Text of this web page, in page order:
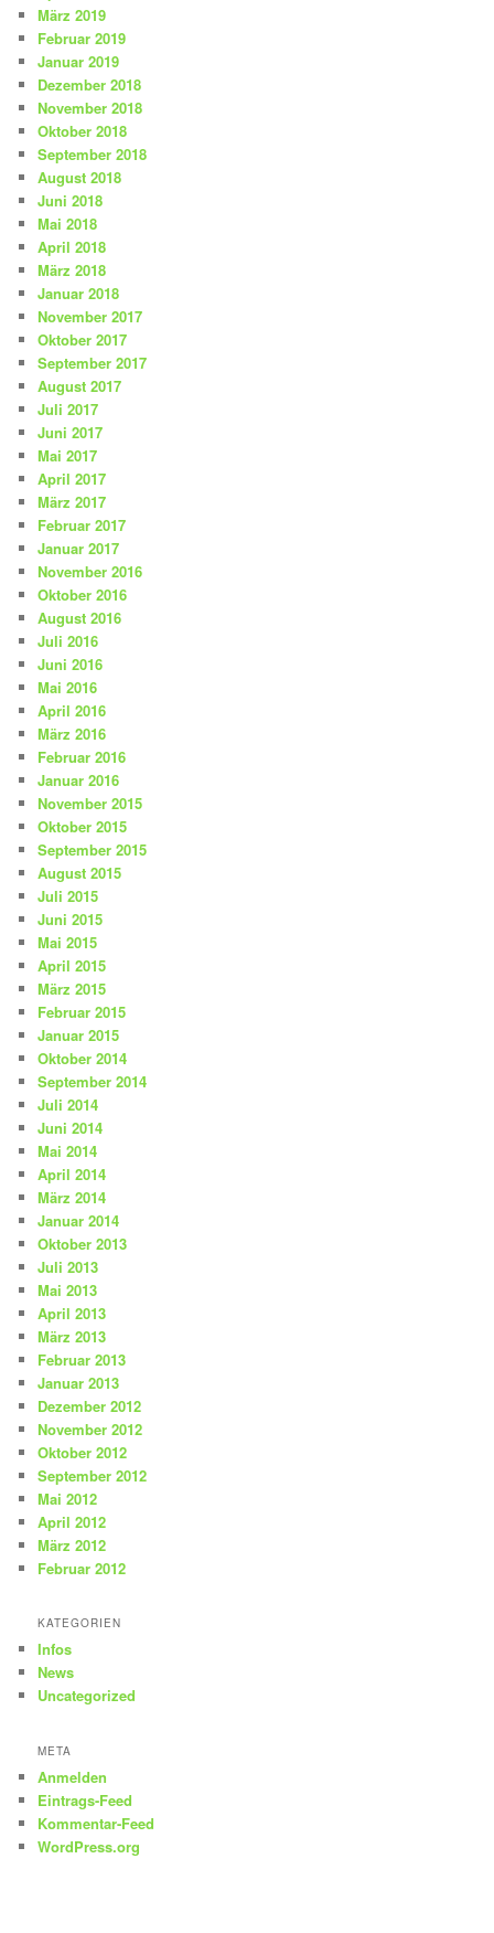
März 2019
Februar 2019
Januar 2019
Dezember 2018
November 2018
Oktober 2018
September 2018
August 2018
Juni 2018
Mai 2018
April 2018
März 2018
Januar 2018
November 2017
Oktober 2017
September 2017
August 2017
Juli 2017
Juni 2017
Mai 2017
April 2017
März 2017
Februar 2017
Januar 2017
November 2016
Oktober 2016
August 2016
Juli 2016
Juni 2016
Mai 2016
April 2016
März 2016
Februar 2016
Januar 2016
November 2015
Oktober 2015
September 2015
August 2015
Juli 2015
Juni 2015
Mai 2015
April 2015
März 2015
Februar 2015
Januar 2015
Oktober 2014
September 2014
Juli 2014
Juni 2014
Mai 2014
April 2014
März 2014
Januar 2014
Oktober 2013
Juli 2013
Mai 2013
April 2013
März 2013
Februar 2013
Januar 2013
Dezember 2012
November 2012
Oktober 2012
September 2012
Mai 2012
April 2012
März 2012
Februar 2012
KATEGORIEN
Infos
News
Uncategorized
META
Anmelden
Eintrags-Feed
Kommentar-Feed
WordPress.org